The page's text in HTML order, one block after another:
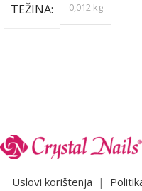
TEŽINA 0,012 kg
Uslovi korištenja |